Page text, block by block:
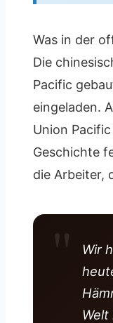
Was in der
Die
Pacific
eingeladen.
Union
Geschichte
die Arbeiter,
Wir